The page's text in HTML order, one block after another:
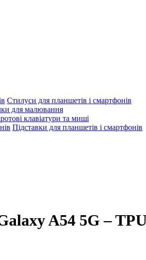
Стилуси для планшетів і смартфонів
для малювання
клавіатури та миші
Підставки для планшетів і смартфонів
A54 5G –